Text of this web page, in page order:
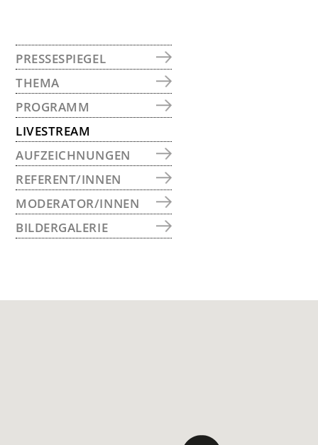
SEITENSPALTE
PRESSESPIEGEL
THEMA
PROGRAMM
LIVESTREAM
AUFZEICHNUNGEN
REFERENT/INNEN
MODERATOR/INNEN
BILDERGALERIE